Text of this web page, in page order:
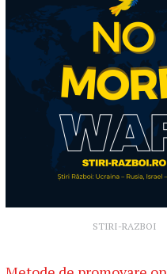
STIRI-RAZBOI